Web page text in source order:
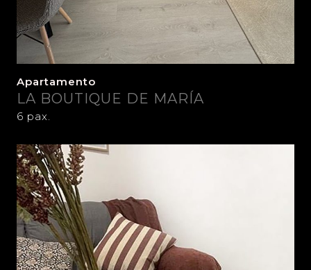
Apartamento
LA BOUTIQUE DE MARÍA
6 pax.